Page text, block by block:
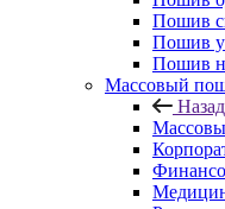
Пошив
Пошив
Пошив
Массовый
Назад